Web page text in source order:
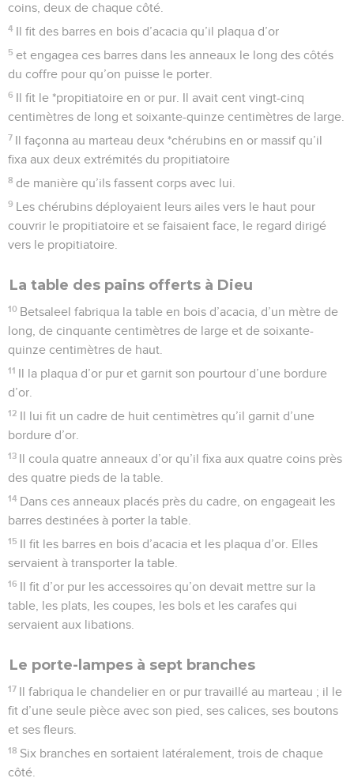
coins, deux de chaque côté.
4 Il fit des barres en bois d’acacia qu’il plaqua d’or
5 et engagea ces barres dans les anneaux le long des côtés
du coffre pour qu’on puisse le porter.
6 Il fit le *propitiatoire en or pur. Il avait cent vingt-cinq
centimètres de long et soixante-quinze centimètres de large.
7 Il façonna au marteau deux *chérubins en or massif qu’il
fixa aux deux extrémités du propitiatoire
8 de manière qu’ils fassent corps avec lui.
9 Les chérubins déployaient leurs ailes vers le haut pour
couvrir le propitiatoire et se faisaient face, le regard dirigé
vers le propitiatoire.
La table des pains offerts à Dieu
10 Betsaleel fabriqua la table en bois d’acacia, d’un mètre de
long, de cinquante centimètres de large et de soixante-
quinze centimètres de haut.
11 Il la plaqua d’or pur et garnit son pourtour d’une bordure
d’or.
12 Il lui fit un cadre de huit centimètres qu’il garnit d’une
bordure d’or.
13 Il coula quatre anneaux d’or qu’il fixa aux quatre coins près
des quatre pieds de la table.
14 Dans ces anneaux placés près du cadre, on engageait les
barres destinées à porter la table.
15 Il fit les barres en bois d’acacia et les plaqua d’or. Elles
servaient à transporter la table.
16 Il fit d’or pur les accessoires qu’on devait mettre sur la
table, les plats, les coupes, les bols et les carafes qui
servaient aux libations.
Le porte-lampes à sept branches
17 Il fabriqua le chandelier en or pur travaillé au marteau ; il le
fit d’une seule pièce avec son pied, ses calices, ses boutons
et ses fleurs.
18 Six branches en sortaient latéralement, trois de chaque
côté.